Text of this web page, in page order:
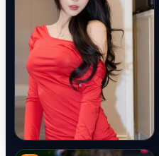
最
后
旧
账
本
万